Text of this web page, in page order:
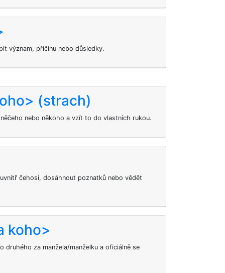
význam, příčinu nebo důsledky.
(strach)
nebo někoho a vzít to do vlastních rukou.
čehosi, dosáhnout poznatků nebo vědět
koho>
druhého za manžela/manželku a oficiálně se